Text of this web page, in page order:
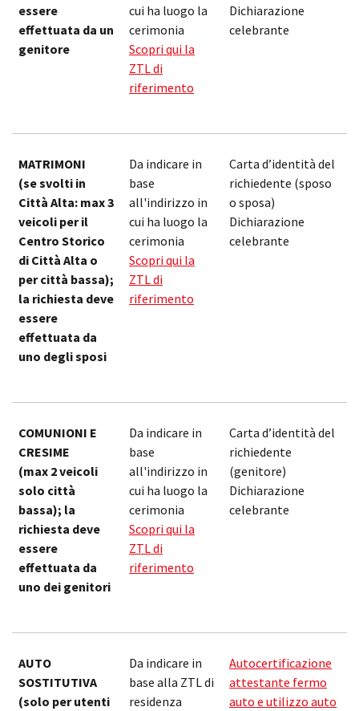
essere
effettuata da un
genitore
cui ha luogo la
cerimonia
Scopri qui la
ZTL di
riferimento
Dichiarazione
celebrante
MATRIMONI
(se svolti in
Città Alta: max 3
veicoli per il
Centro Storico
di Città Alta o
per città bassa);
la richiesta deve
essere
effettuata da
uno degli sposi
Da indicare in
base
all'indirizzo in
cui ha luogo la
cerimonia
Scopri qui la
ZTL di
riferimento
Carta d’identità del
richiedente (sposo
o sposa)
Dichiarazione
celebrante
COMUNIONI E
CRESIME
(max 2 veicoli
solo città
bassa); la
richiesta deve
essere
effettuata da
uno dei genitori
Da indicare in
base
all'indirizzo in
cui ha luogo la
cerimonia
Scopri qui la
ZTL di
riferimento
Carta d’identità del
richiedente
(genitore)
Dichiarazione
celebrante
AUTO
SOSTITUTIVA
(solo per utenti
Da indicare in
base alla ZTL di
residenza
Autocertificazione
attestante fermo
auto e utilizzo auto